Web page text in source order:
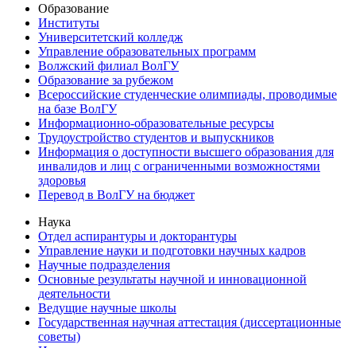
Образование
Институты
Университетский колледж
Управление образовательных программ
Волжский филиал ВолГУ
Образование за рубежом
Всероссийские студенческие олимпиады, проводимые
на базе ВолГУ
Информационно-образовательные ресурсы
Трудоустройство студентов и выпускников
Информация о доступности высшего образования для
инвалидов и лиц с ограниченными возможностями
здоровья
Перевод в ВолГУ на бюджет
Наука
Отдел аспирантуры и докторантуры
Управление науки и подготовки научных кадров
Научные подразделения
Основные результаты научной и инновационной
деятельности
Ведущие научные школы
Государственная научная аттестация (диссертационные
советы)